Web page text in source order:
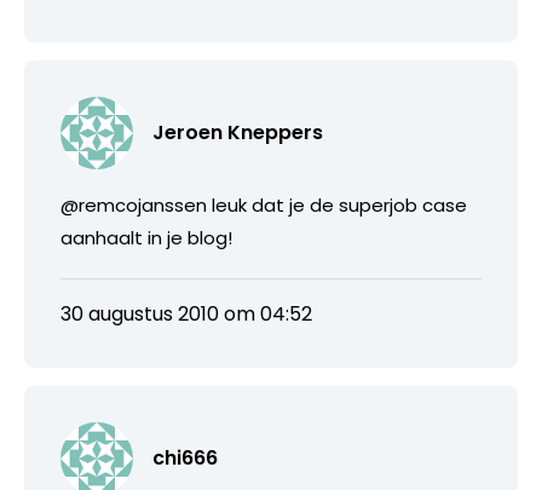
Jeroen Kneppers
@remcojanssen leuk dat je de superjob case
aanhaalt in je blog!
30 augustus 2010 om 04:52
chi666